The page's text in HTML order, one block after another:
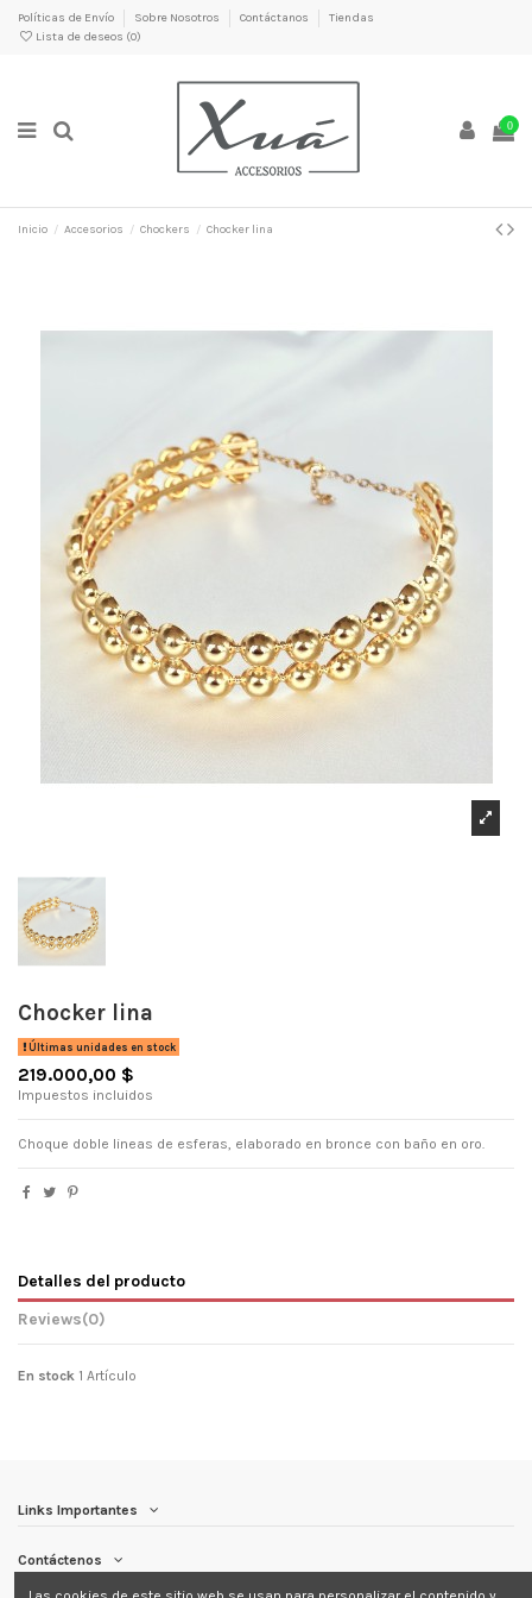
Políticas de Envío Sobre Nosotros Contáctanos
Tiendas
Lista de deseos (0)
0
Inicio Accesorios Chockers Chocker lina
Chocker lina
Últimas unidades en stock
219.000,00 $
Impuestos incluidos
Choque doble lineas de esferas, elaborado en bronce con baño en oro.
Detalles del producto
Reviews(0)
En stock 1 Artículo
Links Importantes
Contáctenos